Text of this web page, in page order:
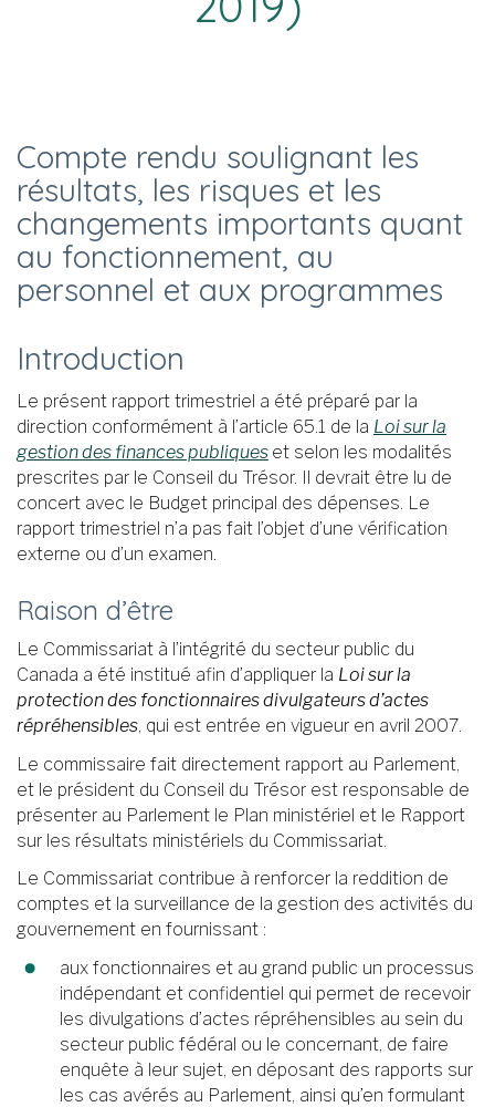
Compte rendu soulignant les
résultats, les risques et les
changements importants quant
au fonctionnement, au
personnel et aux programmes
Introduction
Le présent rapport trimestriel a été préparé par la
direction conformément à l’article 65.1 de la Loi sur la
gestion des finances publiques et selon les modalités
prescrites par le Conseil du Trésor. Il devrait être lu de
concert avec le Budget principal des dépenses. Le
rapport trimestriel n’a pas fait l’objet d’une vérification
externe ou d’un examen.
Raison d’être
Le Commissariat à l’intégrité du secteur public du
Canada a été institué afin d’appliquer la Loi sur la
protection des fonctionnaires divulgateurs d’actes
répréhensibles, qui est entrée en vigueur en avril 2007.
Le commissaire fait directement rapport au Parlement,
et le président du Conseil du Trésor est responsable de
présenter au Parlement le Plan ministériel et le Rapport
sur les résultats ministériels du Commissariat.
Le Commissariat contribue à renforcer la reddition de
comptes et la surveillance de la gestion des activités du
gouvernement en fournissant :
aux fonctionnaires et au grand public un processus
indépendant et confidentiel qui permet de recevoir
les divulgations d’actes répréhensibles au sein du
secteur public fédéral ou le concernant, de faire
enquête à leur sujet, en déposant des rapports sur
les cas avérés au Parlement, ainsi qu’en formulant